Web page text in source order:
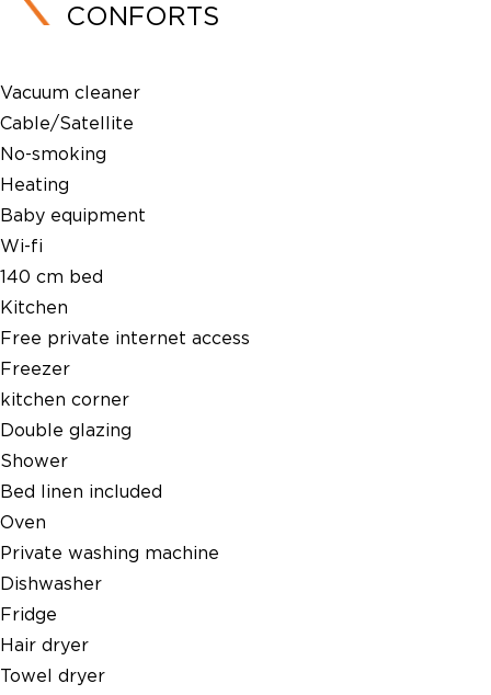
CONFORTS
Vacuum cleaner
Cable/Satellite
No-smoking
Heating
Baby equipment
Wi-fi
140 cm bed
Kitchen
Free private internet access
Freezer
kitchen corner
Double glazing
Shower
Bed linen included
Oven
Private washing machine
Dishwasher
Fridge
Hair dryer
Towel dryer